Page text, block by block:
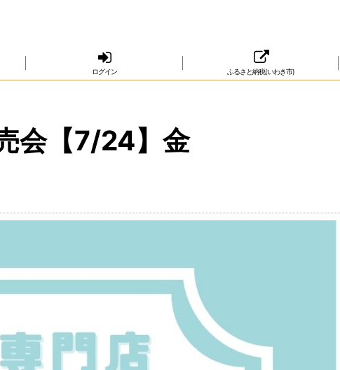
ログイン ふるさと納税(いわき市)
会【7/24】金